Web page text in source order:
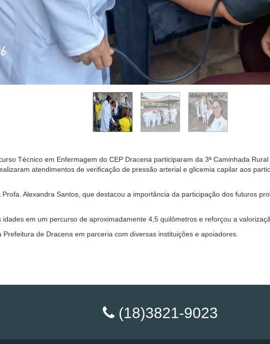
Técnico em Enfermagem do CEP Dracena participaram da 3ª Caminhada
atendimentos de verificação de pressão arterial e glicemia capilar aos
Alexandra Santos, que destacou a importância da participação dos futuros
em um percurso de aproximadamente 4,5 quilômetros e reforçou a
de Dracena em parceria com diversas instituições e apoiadores.
(18)3821-9023